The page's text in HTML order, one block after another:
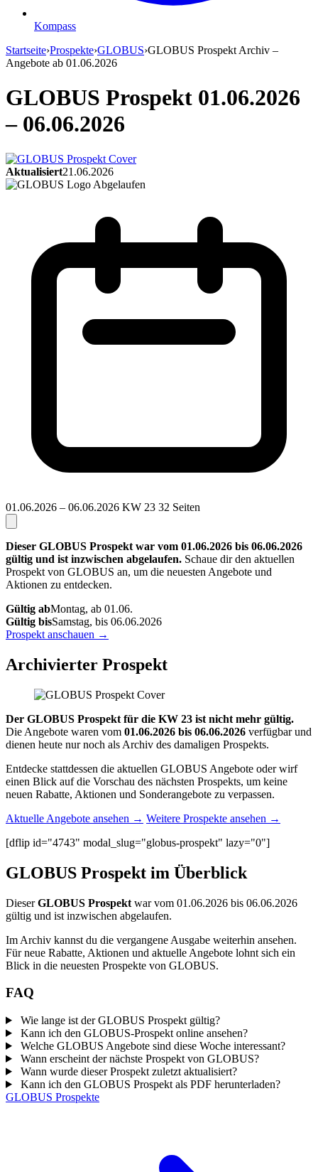
Kompass
Startseite›Prospekte›GLOBUS›GLOBUS Prospekt Archiv –
Angebote ab 01.06.2026
GLOBUS Prospekt 01.06.2026
– 06.06.2026
Aktualisiert21.06.2026
Abgelaufen
01.06.2026 – 06.06.2026 KW 23 32 Seiten
Dieser GLOBUS Prospekt war vom 01.06.2026 bis 06.06.2026
gültig und ist inzwischen abgelaufen. Schaue dir den aktuellen
Prospekt von GLOBUS an, um die neuesten Angebote und
Aktionen zu entdecken.
Gültig abMontag, ab 01.06.
Gültig bisSamstag, bis 06.06.2026
Prospekt anschauen →
Archivierter Prospekt
Der GLOBUS Prospekt für die KW 23 ist nicht mehr gültig.
Die Angebote waren vom 01.06.2026 bis 06.06.2026 verfügbar und
dienen heute nur noch als Archiv des damaligen Prospekts.
Entdecke stattdessen die aktuellen GLOBUS Angebote oder wirf
einen Blick auf die Vorschau des nächsten Prospekts, um keine
neuen Rabatte, Aktionen und Sonderangebote zu verpassen.
Aktuelle Angebote ansehen → Weitere Prospekte ansehen →
[dflip id="4743" modal_slug="globus-prospekt" lazy="0"]
GLOBUS Prospekt im Überblick
DieserGLOBUS Prospekt war vom 01.06.2026 bis 06.06.2026
gültig und ist inzwischen abgelaufen.
Im Archiv kannst du die vergangene Ausgabe weiterhin ansehen.
Für neue Rabatte, Aktionen und aktuelle Angebote lohnt sich ein
Blick in die neuesten Prospekte von GLOBUS.
FAQ
Wie lange ist der GLOBUS Prospekt gültig?
Kann ich den GLOBUS-Prospekt online ansehen?
Welche GLOBUS Angebote sind diese Woche interessant?
Wann erscheint der nächste Prospekt von GLOBUS?
Wann wurde dieser Prospekt zuletzt aktualisiert?
Kann ich den GLOBUS Prospekt als PDF herunterladen?
GLOBUS Prospekte